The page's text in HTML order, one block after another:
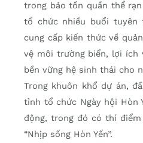
trong bảo tồn quần thể
tổ chức nhiều buổi tuyên
cung cấp kiến thức về
vệ môi trường biển, lợi ích
bền vững hệ sinh thái cho
Trong khuôn khổ dự án,
tỉnh tổ chức Ngày hội Hòn
động, trong đó có thí
“Nhịp sống Hòn Yến”.